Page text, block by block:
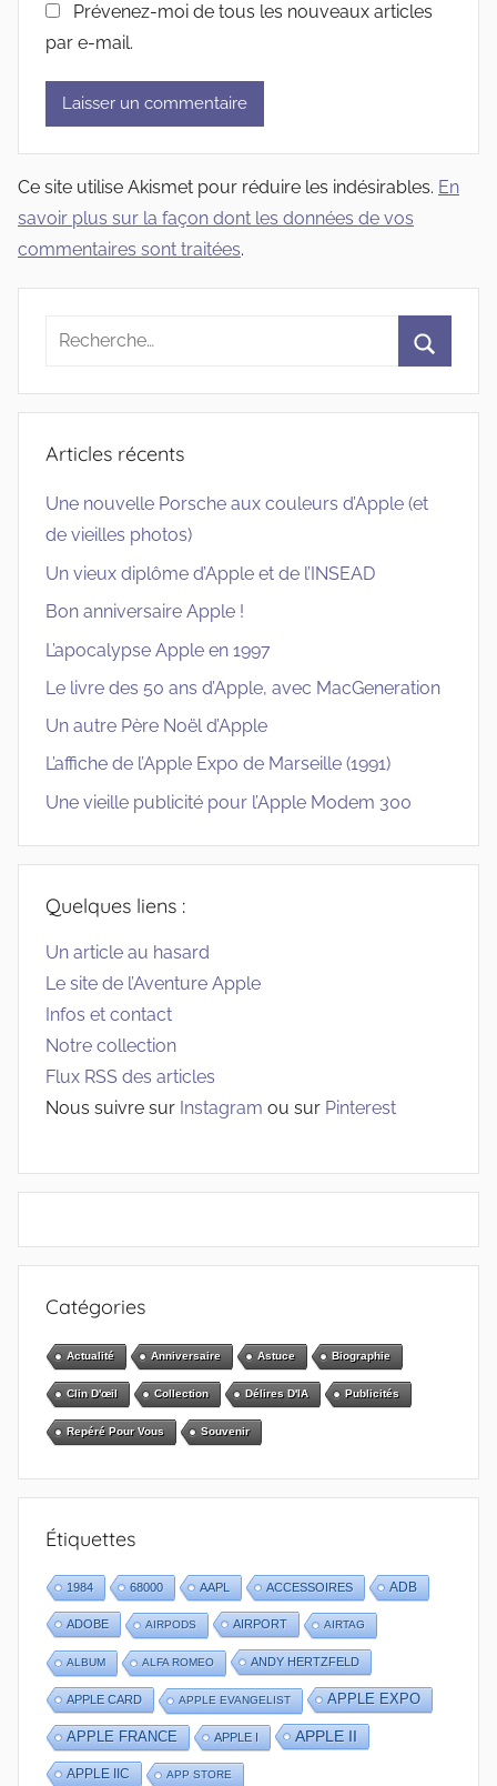
Prévenez-moi de tous les nouveaux articles
par e-mail.
Ce site utilise Akismet pour réduire les indésirables. En
savoir plus sur la façon dont les données de vos
commentaires sont traitées.
Recherche
:
Articles récents
Une nouvelle Porsche aux couleurs d’Apple (et
de vieilles photos)
Un vieux diplôme d’Apple et de l’INSEAD
Bon anniversaire Apple !
L’apocalypse Apple en 1997
Le livre des 50 ans d’Apple, avec MacGeneration
Un autre Père Noël d’Apple
L’affiche de l’Apple Expo de Marseille (1991)
Une vieille publicité pour l’Apple Modem 300
Quelques liens :
Un article au hasard
Le site de l’Aventure Apple
Infos et contact
Notre collection
Flux RSS des articles
Nous suivre sur Instagram ou sur Pinterest
Catégories
Actualité Anniversaire Astuce Biographie
Clin D'œil Collection Délires D'IA Publicités
Repéré Pour Vous Souvenir
Étiquettes
1984 68000 AAPL ACCESSOIRES ADB
ADOBE AIRPODS AIRPORT AIRTAG
ALBUM ALFA ROMEO ANDY HERTZFELD
APPLE CARD APPLE EVANGELIST APPLE EXPO
APPLE FRANCE APPLE I APPLE II
APPLE IIC APP STORE